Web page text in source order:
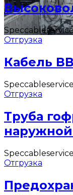
Отгрузка
Кабель
Speccableservice
Отгрузка
Труба
Speccableservice
Отгрузка